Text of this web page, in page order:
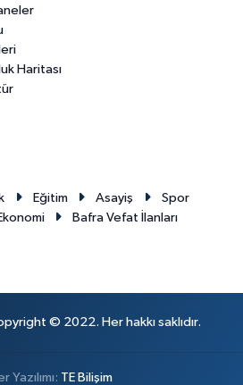
Haritası
Eğitim Asayiş
Spor
Bafra Vefat İlanları
© 2022. Her hakkı saklıdır.
Yazılımı: TE Bilişim